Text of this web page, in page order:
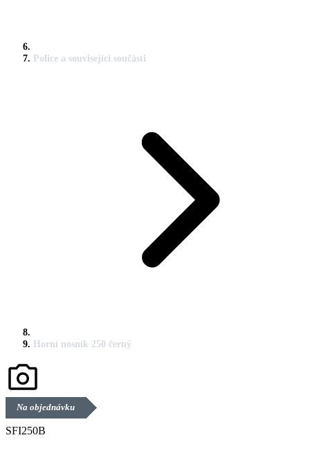
Police a související součásti
Horní nosník 250 černý
Na objednávku
SFI250B